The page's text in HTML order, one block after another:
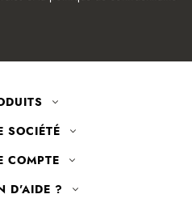
SOCIÉTÉ
COMPTE
D'AIDE ?